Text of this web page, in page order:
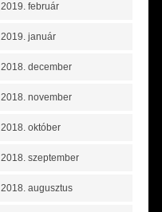
2019. február
2019. január
2018. december
2018. november
2018. október
2018. szeptember
2018. augusztus